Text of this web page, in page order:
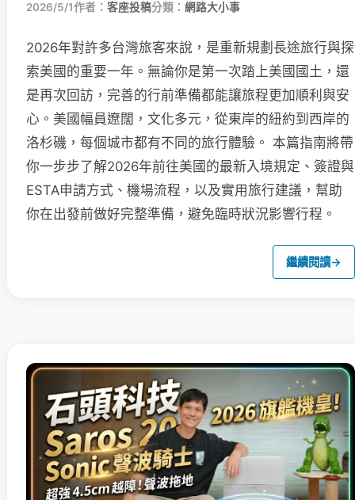
2026/5/1作者： 客座投稿分類： 網路大小事
2026年對許多台灣旅客來說，是重新規劃長途旅行與探
索美國的重要一年。無論你是第一次踏上美國國土，還
是再次回訪，完善的行前準備都能讓旅程更加順利與安
心。美國幅員遼闊，文化多元，從東岸的紐約到西岸的
洛杉磯，每個城市都有不同的旅行體驗。 本篇指南將帶
你一步步了解2026年前往美國的最新入境規定、簽證與
ESTA申請方式、機場流程，以及實用旅行建議，幫助
你在出發前做好完整準備，避免臨時狀況影響行程。
繼續閱讀→